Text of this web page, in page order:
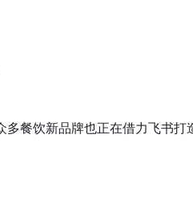
多餐饮新品牌也正在借力飞书打